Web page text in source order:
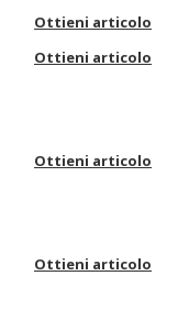
Ottieni articolo
Ottieni articolo
Ottieni articolo
Ottieni articolo